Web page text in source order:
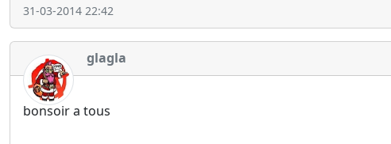
31-03-2014 22:42
glagla
bonsoir a tous